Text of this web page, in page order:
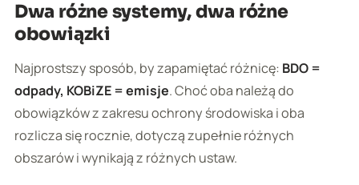
Dwa różne systemy, dwa różne
obowiązki
Najprostszy sposób, by zapamiętać różnicę: BDO =
odpady, KOBiZE = emisje. Choć oba należą do
obowiązków z zakresu ochrony środowiska i oba
rozlicza się rocznie, dotyczą zupełnie różnych
obszarów i wynikają z różnych ustaw.